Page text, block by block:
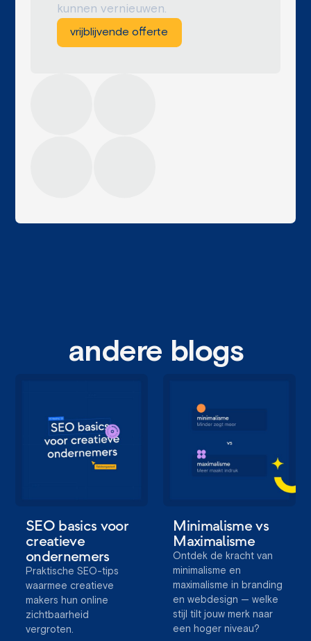
kunnen vernieuwen.
vrijblijvende offerte
andere blogs
SEO basics voor
creatieve
ondernemers
Praktische SEO-tips
waarmee creatieve
makers hun online
zichtbaarheid
vergroten.
Minimalisme vs
Maximalisme
Ontdek de kracht van
minimalisme en
maximalisme in branding
en webdesign — welke
stijl tilt jouw merk naar
een hoger niveau?